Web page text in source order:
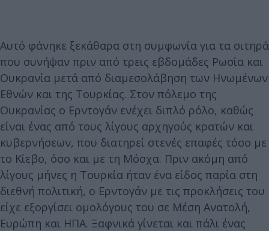
Αυτό φάνηκε ξεκάθαρα στη συμφωνία για τα σιτηρά
που συνήψαν πριν από τρεις εβδομάδες Ρωσία και
Ουκρανία μετά από διαμεσολάβηση των Ηνωμένων
Εθνών και της Τουρκίας. Στον πόλεμο της
Ουκρανίας ο Ερντογάν ενέχει διπλό ρόλο, καθώς
είναι ένας από τους λίγους αρχηγούς κρατών και
κυβερνήσεων, που διατηρεί στενές επαφές τόσο με
το Κίεβο, όσο και με τη Μόσχα. Πριν ακόμη από
λίγους μήνες η Τουρκία ήταν ένα είδος παρία στη
διεθνή πολιτική, ο Ερντογάν με τις προκλήσεις του
είχε εξοργίσει ομολόγους του σε Μέση Ανατολή,
Ευρώπη και ΗΠΑ. Ξαφνικά γίνεται και πάλι ένας